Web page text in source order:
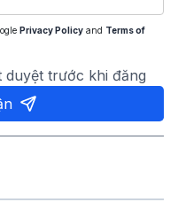
Privacy Policy and Terms of
duyệt trước khi đăng